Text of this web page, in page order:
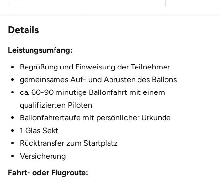
10 Personen 2.155,00 €
12 Personen 2.585,00 €
Details
Leistungsumfang:
Begrüßung und Einweisung der Teilnehmer
gemeinsames Auf- und Abrüsten des Ballons
ca. 60-90 minütige Ballonfahrt mit einem
qualifizierten Piloten
Ballonfahrertaufe mit persönlicher Urkunde
1 Glas Sekt
Rücktransfer zum Startplatz
Versicherung
Fahrt- oder Flugroute:
Gelnhausen
Gera
Gersfeld
Gotha